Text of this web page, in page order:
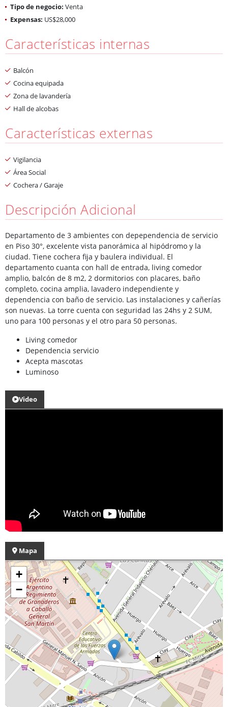
Tipo de negocio: Venta
Expensas: US$28,000
Características internas
Balcón
Cocina equipada
Zona de lavandería
Hall de alcobas
Características externas
Vigilancia
Área Social
Cochera / Garaje
Descripción Adicional
Departamento de 3 ambientes con depependencia de servicio
en Piso 30°, excelente vista panorámica al hipódromo y la
ciudad. Tiene cochera fija y baulera individual. El
departamento cuanta con hall de entrada, living comedor
amplio, balcón de 8 m2, 2 dormitorios con placares, baño
completo, cocina amplia, lavadero independiente y
dependencia con baño de servicio. Las instalaciones y cañerías
son nuevas. La torre cuenta con seguridad las 24hs y 2 SUM,
uno para 100 personas y el otro para 50 personas.
Living comedor
Dependencia servicio
Acepta mascotas
Luminoso
Video
Mapa
+
−